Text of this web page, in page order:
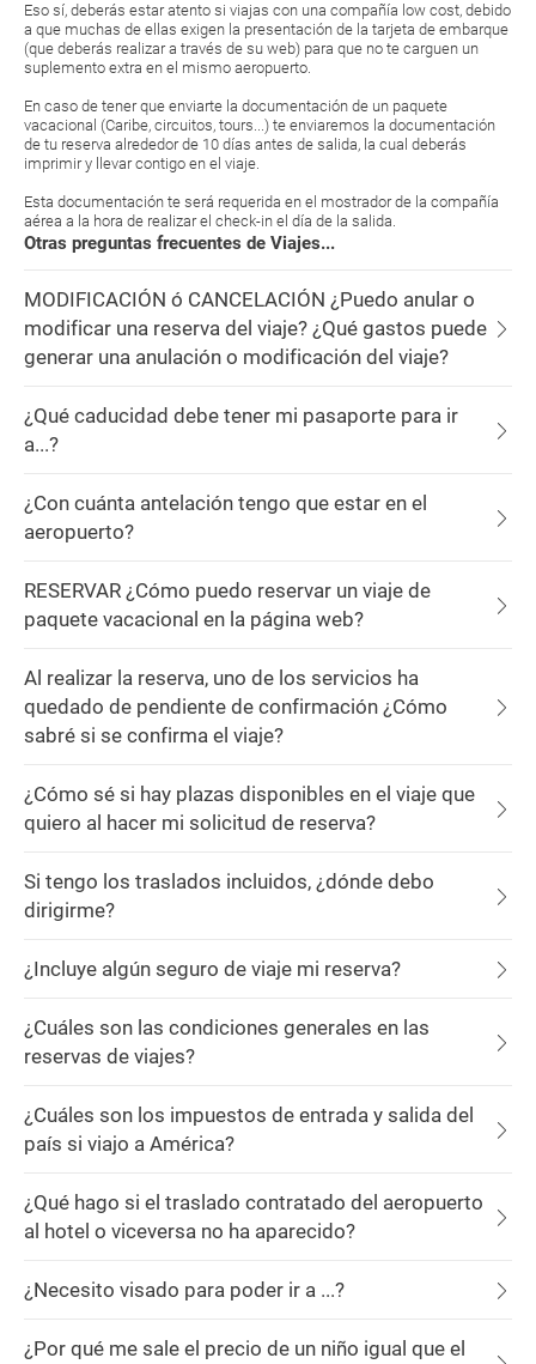
Eso sí, deberás estar atento si viajas con una compañía low cost, debido
a que muchas de ellas exigen la presentación de la tarjeta de embarque
(que deberás realizar a través de su web) para que no te carguen un
suplemento extra en el mismo aeropuerto.
En caso de tener que enviarte la documentación de un paquete
vacacional (Caribe, circuitos, tours...) te enviaremos la documentación
de tu reserva alrededor de 10 días antes de salida, la cual deberás
imprimir y llevar contigo en el viaje.
Esta documentación te será requerida en el mostrador de la compañía
aérea a la hora de realizar el check-in el día de la salida.
Otras preguntas frecuentes de Viajes...
MODIFICACIÓN ó CANCELACIÓN ¿Puedo anular o
modificar una reserva del viaje? ¿Qué gastos puede
generar una anulación o modificación del viaje?
¿Qué caducidad debe tener mi pasaporte para ir
a...?
¿Con cuánta antelación tengo que estar en el
aeropuerto?
RESERVAR ¿Cómo puedo reservar un viaje de
paquete vacacional en la página web?
Al realizar la reserva, uno de los servicios ha
quedado de pendiente de confirmación ¿Cómo
sabré si se confirma el viaje?
¿Cómo sé si hay plazas disponibles en el viaje que
quiero al hacer mi solicitud de reserva?
Si tengo los traslados incluidos, ¿dónde debo
dirigirme?
¿Incluye algún seguro de viaje mi reserva?
¿Cuáles son las condiciones generales en las
reservas de viajes?
¿Cuáles son los impuestos de entrada y salida del
país si viajo a América?
¿Qué hago si el traslado contratado del aeropuerto
al hotel o viceversa no ha aparecido?
¿Necesito visado para poder ir a ...?
¿Por qué me sale el precio de un niño igual que el